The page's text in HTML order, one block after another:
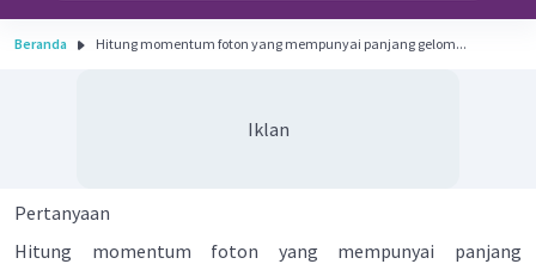
Beranda Hitung momentum foton yang mempunyai panjang gelom...
Iklan
Pertanyaan
Hitung momentum foton yang mempunyai panjang